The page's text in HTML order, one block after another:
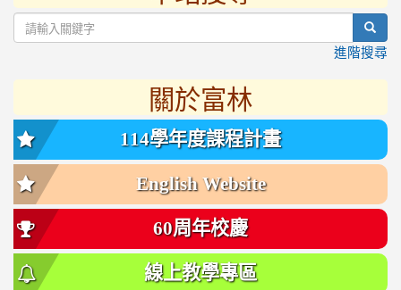
進階搜尋
關於富林
114學年度課程計畫
English Website
60周年校慶
線上教學專區